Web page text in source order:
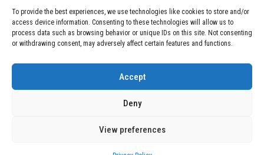
To provide the best experiences, we use technologies like cookies to store and/or
access device information. Consenting to these technologies will allow us to
process data such as browsing behavior or unique IDs on this site. Not consenting
or withdrawing consent, may adversely affect certain features and functions.
Accept
Deny
View preferences